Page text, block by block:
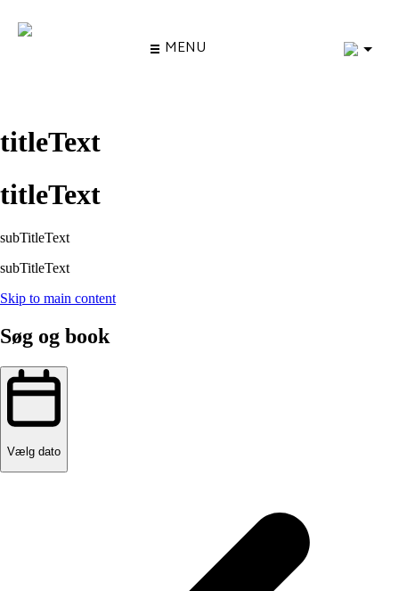
MENU
4
titleText
titleText
subTitleText
subTitleText
Skip to main content
Søg og book
Vælg dato